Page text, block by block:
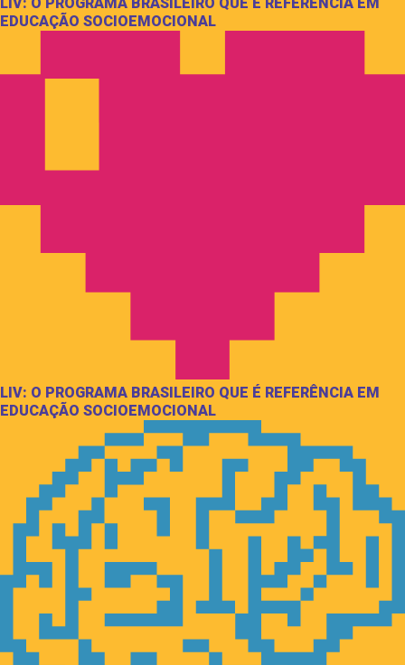
LIV: O PROGRAMA BRASILEIRO QUE É REFERÊNCIA EM
EDUCAÇÃO SOCIOEMOCIONAL
LIV: O PROGRAMA BRASILEIRO QUE É REFERÊNCIA EM
EDUCAÇÃO SOCIOEMOCIONAL